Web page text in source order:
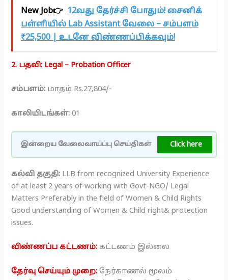
New Job👉 12வது தேர்ச்சி போதும்! சைனிக்
பள்ளியில் Lab Assistant வேலை – சம்பளம்
₹25,500 | உடனே விண்ணப்பிக்கவும்!
2. பதவி: Legal – Probation Officer
சம்பளம்: மாதம் Rs.27,804/-
காலியிடங்கள்: 01
இன்றைய வேலைவாய்ப்பு செய்திகள் Click here
கல்வி தகுதி: LLB from recognized University Experience
of at least 2 years of working with Govt-NGO/ Legal
Matters Preferably in the field of Women & Child Rights
Good understanding of Women & Child right& protection
issues.
விண்ணப்ப கட்டணம்:கட்டணம் இல்லை
தேர்வு செய்யும் முறை:நேர்காணல் மூலம்